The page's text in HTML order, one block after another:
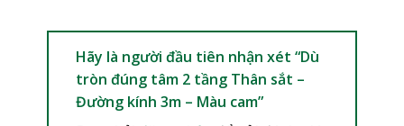
Hãy là người đầu tiên nhận xét “Dù
tròn đúng tâm 2 tầng Thân sắt –
Đường kính 3m – Màu cam”